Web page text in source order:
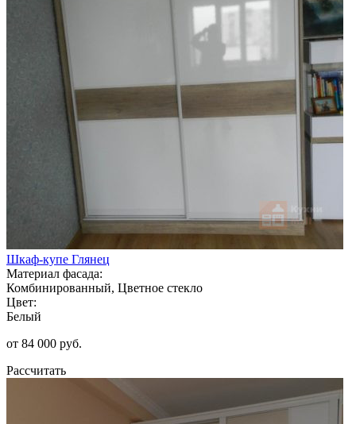
Шкаф-купе Глянец
Материал фасада:
Комбинированный, Цветное стекло
Цвет:
Белый
от 84 000 руб.
Рассчитать